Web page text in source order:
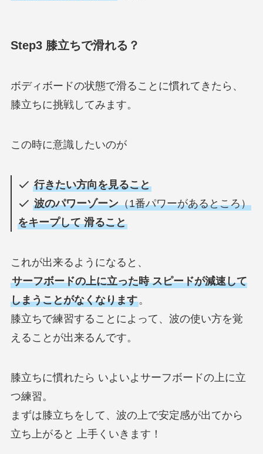
Step3 膝立ちで滑れる？
ボディボードの状態で滑ることに慣れてきたら、
膝立ちに挑戦してみます。
この時に意識したいのが
行きたい方向を見ること
波のパワーゾーン（1番パワーがあるところ）
をキープして 滑ること
これが出来るようになると、
サーフボードの上に立った時 スピードが減速して
しまうことがなくなります。
膝立ちで練習することによって、波の使い方を覚
えることが出来るんです。
膝立ちに慣れたら いよいよサーフボードの上に立
つ練習。
まずは膝立ちをして、波の上で安定感が出てから
立ち上がると 上手くいきます！